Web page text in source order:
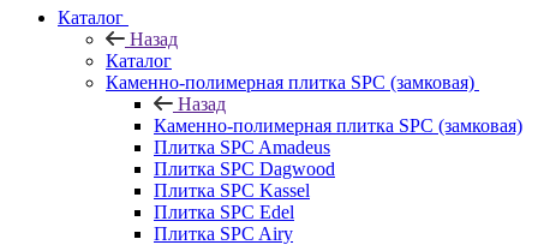
Каталог
Назад
Каталог
Каменно-полимерная плитка SPC (замковая)
Назад
Каменно-полимерная плитка SPC (замковая)
Плитка SPC Amadeus
Плитка SPC Dagwood
Плитка SPC Kassel
Плитка SPC Edel
Плитка SPC Airy